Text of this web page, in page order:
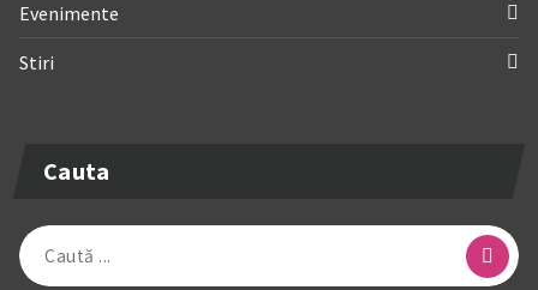
Evenimente
Stiri
Cauta
Caută
după: